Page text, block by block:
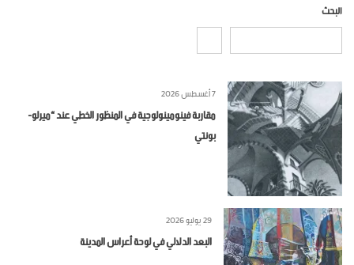
البحث
7 أغسطس 2026
مقاربة فينومينولوجية في المنظور الخطي عند “ميرلو-
بونتي
29 يوليو 2026
البعد الدلالي في لوحة أعراس المدينة